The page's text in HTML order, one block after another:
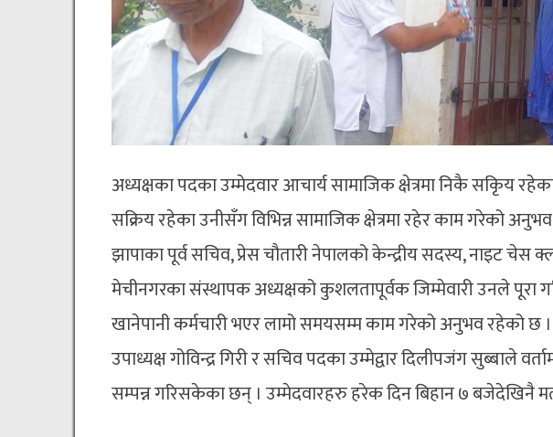
अध्यक्षका पदका उम्मेदवार आचार्य सामाजिक क्षेत्रमा निकै सकृिय
सक्रिय रहेका उनीसँग विभिन्न सामाजिक क्षेत्रमा रहेर काम गरेको
झापाका पूर्व सचिव, प्रेस चौतारी नेपालको केन्द्रीय सदस्य, नाइट चेस
मेचीनगरका संस्थापक अध्यक्षको कुशलतापूर्वक जिम्मेवारी उनले पूरा
खानेपानी कर्मचारी भएर लामो समयसम्म काम गरेको अनुभव रहेको छ ।
उपाध्यक्ष गोविन्द्र गिरी र सचिव पदका उम्मेद्वार दिलीपजंग सुब्बाले
सम्पन्न गरिसकेका छन् । उम्मेदवारहरु हरेक दिन बिहान ७ बजेदेखिनै